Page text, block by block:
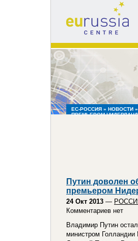
eurussia
centre
ЕС-РОССИЯ » НОВОСТИ
ПРЕМЬЕРОМ
Путин доволен
премьером
24 Окт 2013 —
Комментариев нет
Владимир Путин
министром Голландии